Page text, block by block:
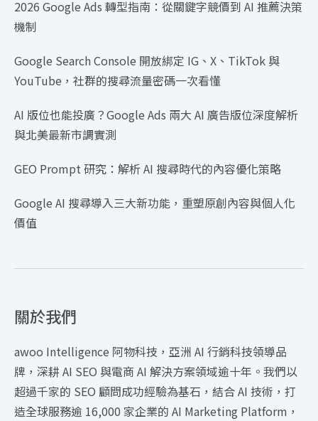
2026 Google Ads 轉型指南：從關鍵字競價到 AI 推薦決策
機制
Google Search Console 開放綁定 IG、X、TikTok 與
YouTube，社群的搜尋流量密碼一次看懂
AI 版位也能投廣？Google Ads 兩大 AI 廣告版位深度解析
與北美最新市調實測
GEO Prompt 研究：解析 AI 搜尋時代的內容優化策略
Google AI 搜尋導入三大新功能，重塑原創內容與個人化
價值
關於我們
awoo Intelligence 阿物科技，亞洲 AI 行銷科技領導品
牌，深耕 AI SEO 與電商 AI 解決方案領域逾十年。我們以
超過千家的 SEO 顧問成功經驗為基石，結合 AI 技術，打
造全球服務逾 16,000 家企業的 AI Marketing Platform，